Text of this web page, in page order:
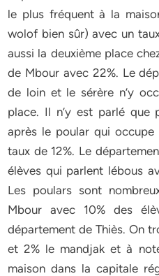
le plus fréquent à la
wolof bien sûr) avec un
aussi la deuxième place
de Mbour avec 22%. Le
de loin et le sérère n’y
place. Il n’y est parlé que
après le poular qui
taux de 12%. Le
élèves qui parlent lébous
Les poulars sont
Mbour avec 10% des
département de Thiès. On
et 2% le mandjak et à
maison dans la capitale